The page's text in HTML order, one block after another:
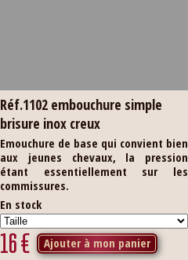
Réf.1102 embouchure simple
brisure inox creux
Emouchure de base qui convient bien
aux jeunes chevaux, la pression
étant essentiellement sur les
commissures.
En stock
16€ Ajouter à mon panier